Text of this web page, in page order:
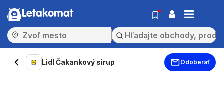
Letakomat
Lidl Čakankový sirup Odoberať